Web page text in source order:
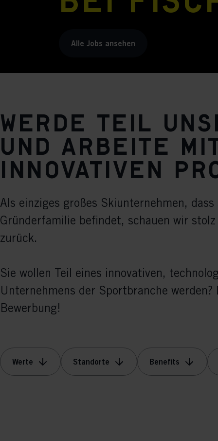
Alle Jobs ansehen
Werde Teil
und arbeite
innovativen
Als einziges großes Skiunternehmen,
Gründerfamilie befindet, schauen wir
zurück.
Sie wollen Teil eines innovativen,
Unternehmens der Sportbranche
Bewerbung!
Werte Standorte Benefits